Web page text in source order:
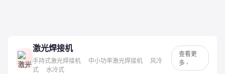
激光焊接机
手持式激光焊接机 中小功率激光焊接机
风冷
式
水冷式
查看更
多 ›